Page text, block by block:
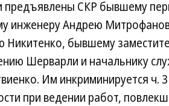
СКР бывшему
инженеру Андрею
Никитенко, бывшему
Шерварли и начальнику
Им инкриминируется ч.
при ведении работ,